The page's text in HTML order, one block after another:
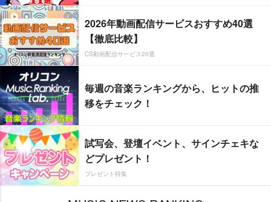
2026年動画配信サービスおすすめ40選
【徹底比較】
CS動画配信サービス20選
毎週の音楽ランキングから、ヒットの推
移をチェック！
試写会、登壇イベント、サインチェキな
どプレゼント！
プレゼント特集